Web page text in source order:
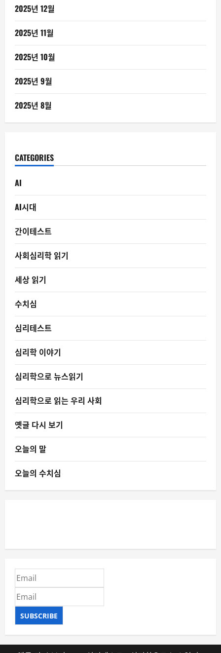
2025년 12월
2025년 11월
2025년 10월
2025년 9월
2025년 8월
CATEGORIES
AI
AI시대
간이테스트
사회심리학 읽기
세상 읽기
수치심
심리테스트
심리학 이야기
심리학으로 뉴스읽기
심리학으로 읽는 우리 사회
옛글 다시 보기
오늘의 말
오늘의 수치심
SUBSCRIBE